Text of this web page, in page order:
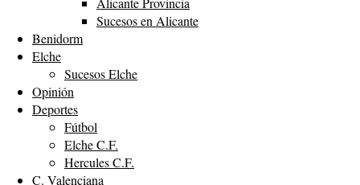
Sucesos en Alicante
Benidorm
Elche
Sucesos Elche
Opinión
Deportes
Fútbol
Elche C.F.
Hercules C.F.
C. Valenciana